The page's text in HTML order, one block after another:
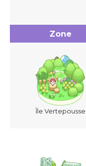
Zone
Île Vertepousse